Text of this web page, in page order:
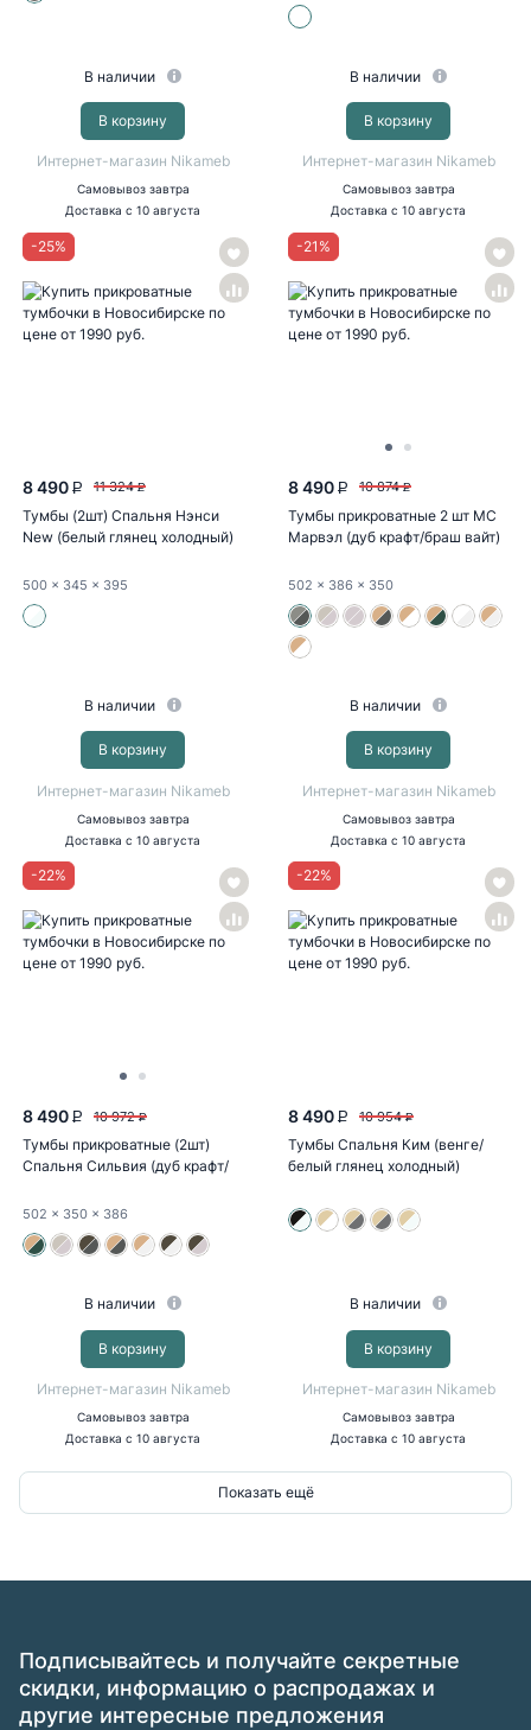
В наличии
В корзину
Интернет-магазин Nikameb
Самовывоз завтра
Доставка с 10 августа
В наличии
В корзину
Интернет-магазин Nikameb
Самовывоз завтра
Доставка с 10 августа
-25%
8 490 P 11 324 P
Тумбы (2шт) Спальня Нэнси
New (белый глянец холодный)
500 x 345 x 395
В наличии
В корзину
Интернет-магазин Nikameb
Самовывоз завтра
Доставка с 10 августа
-21 %
8 490 P 10 874 P
Тумбы прикроватные 2 шт МС
Марвэл (дуб крафт/браш вайт)
502 x 386 x 350
В наличии
В корзину
Интернет-магазин Nikameb
Самовывоз завтра
Доставка с 10 августа
-22%
8 490 P 10 972 P
Тумбы прикроватные (2шт)
Спальня Сильвия (дуб крафт/
502 x 350 x 386
В наличии
В корзину
Интернет-магазин Nikameb
Самовывоз завтра
Доставка с 10 августа
-22%
8 490 P 10 954 P
Тумбы Спальня Ким (венге/
белый глянец холодный)
В наличии
В корзину
Интернет-магазин Nikameb
Самовывоз завтра
Доставка с 10 августа
Показать ещё
Подписывайтесь и получайте секретные
скидки, информацию о распродажах и
другие интересные предложения